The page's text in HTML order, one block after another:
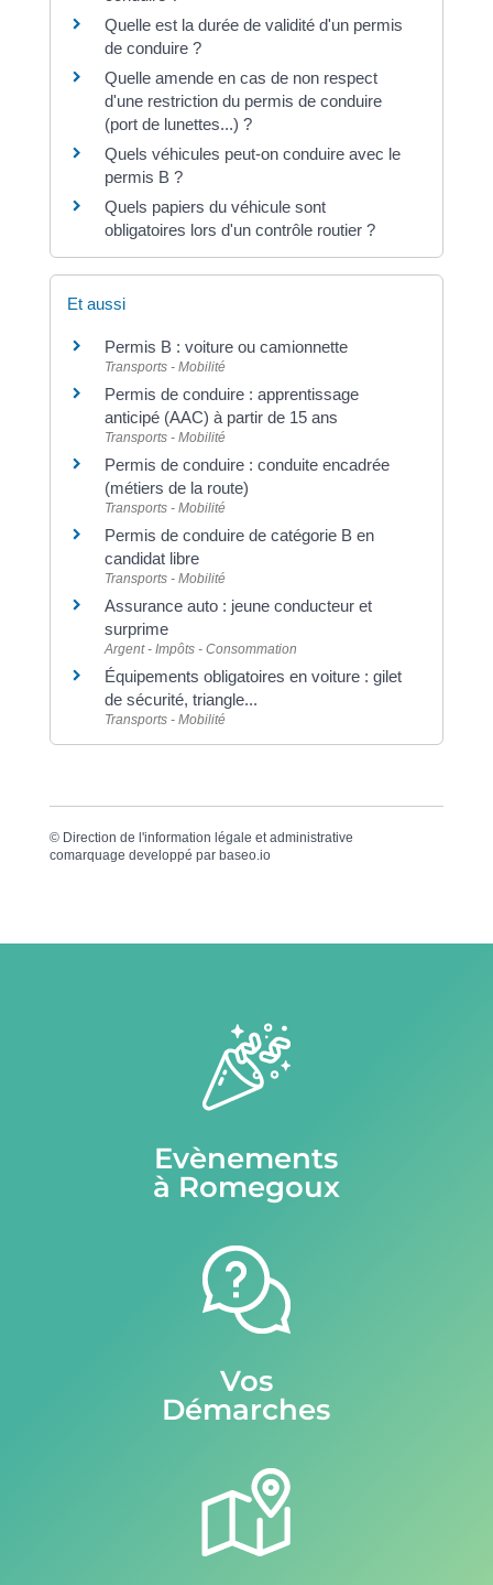
Quelle est la durée de validité d'un permis
de conduire ?
Quelle amende en cas de non respect
d'une restriction du permis de conduire
(port de lunettes...) ?
Quels véhicules peut-on conduire avec le
permis B ?
Quels papiers du véhicule sont
obligatoires lors d'un contrôle routier ?
Et aussi
Permis B : voiture ou camionnette
Transports - Mobilité
Permis de conduire : apprentissage
anticipé (AAC) à partir de 15 ans
Transports - Mobilité
Permis de conduire : conduite encadrée
(métiers de la route)
Transports - Mobilité
Permis de conduire de catégorie B en
candidat libre
Transports - Mobilité
Assurance auto : jeune conducteur et
surprime
Argent - Impôts - Consommation
Équipements obligatoires en voiture : gilet
de sécurité, triangle...
Transports - Mobilité
© Direction de l'information légale et administrative
comarquage developpé par baseo.io
Evènements
à Romegoux
Vos
Démarches